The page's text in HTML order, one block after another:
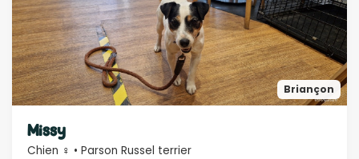
Briançon
Missy
Chien ♀ • Parson Russel terrier
Espèce
Sexe